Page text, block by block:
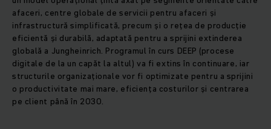
afaceri, centre globale de servicii pentru afaceri și
infrastructură simplificată, precum și o rețea de producție
eficientă și durabilă, adaptată pentru a sprijini extinderea
globală a Jungheinrich. Programul în curs DEEP (procese
digitale de la un capăt la altul) va fi extins în continuare, iar
structurile organizaționale vor fi optimizate pentru a sprijini
o productivitate mai mare, eficiența costurilor și centrarea
pe client până în 2030.